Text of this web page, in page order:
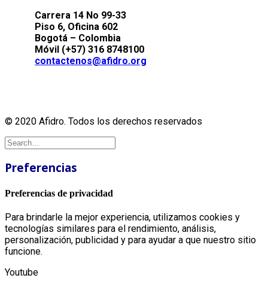
Carrera 14 No 99-33
Piso 6, Oficina 602
Bogotá – Colombia
Móvil (+57) 316 8748100
contactenos@afidro.org
© 2020 Afidro. Todos los derechos reservados
Preferencias
Preferencias de privacidad
Para brindarle la mejor experiencia, utilizamos cookies y
tecnologías similares para el rendimiento, análisis,
personalización, publicidad y para ayudar a que nuestro sitio
funcione.
Youtube